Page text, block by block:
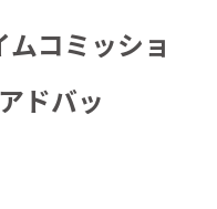
コミッショ
ドバッ